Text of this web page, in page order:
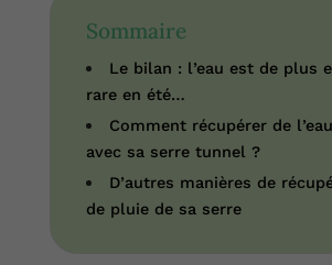
Sommaire
Le bilan : l’eau est de plus
rare en été…
Comment récupérer de
avec sa serre tunnel ?
D’autres manières de
de pluie de sa serre